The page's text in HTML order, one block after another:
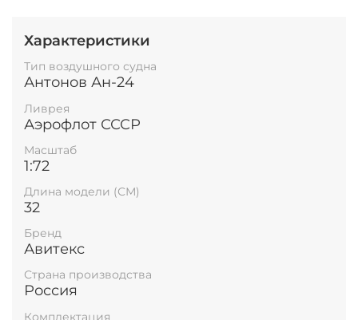
Характеристики
Тип воздушного судна
Антонов Ан-24
Ливрея
Аэрофлот СССР
Масштаб
1:72
Длина модели (СМ)
32
Бренд
Авитекс
Страна производства
Россия
Комплектация